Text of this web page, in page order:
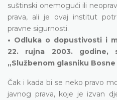
suštinski onemogući ili
prava, ali je ovaj institut
pravne sigurnosti.
• Odluka o dopustivosti i
22. rujna 2003. godine,
„Službenom glasniku
Čak i kada bi se neko pravo
javnog prava, koje je izvan